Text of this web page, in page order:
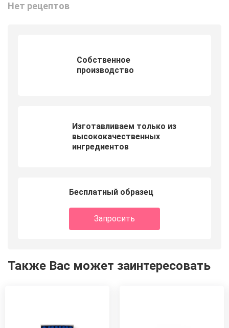
Нет рецептов
Собственное
производство
Изготавливаем только из
высококачественных
ингредиентов
Бесплатный образец
Запросить
Также Вас может заинтересовать